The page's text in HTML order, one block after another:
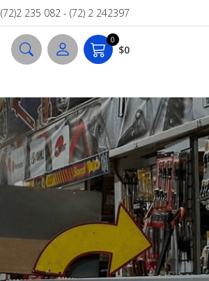
(72)2 235 082 - (72) 2 242397
0
$0